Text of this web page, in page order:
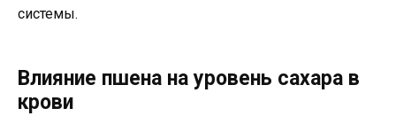
системы.
Влияние пшена на уровень сахара в
крови